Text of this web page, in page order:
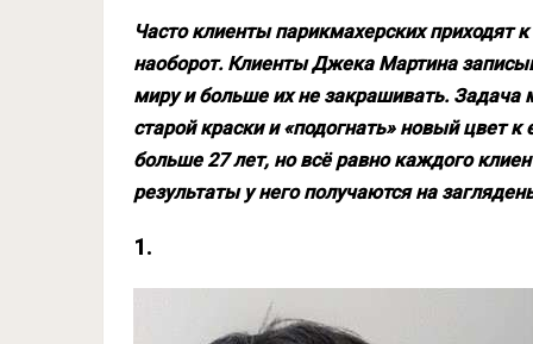
Часто клиенты парикмахерских приходят
наоборот. Клиенты Джека Мартина
миру и больше их не закрашивать. Задача
старой краски и «подогнать» новый цвет
больше 27 лет, но всё равно каждого
результаты у него получаются на
1.